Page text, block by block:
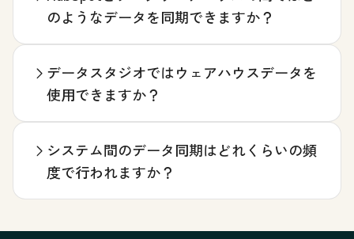
のようなデータを同期できますか？
データスタジオではウェアハウスデータを
使用できますか？
システム間のデータ同期はどれくらいの頻
度で行われますか？